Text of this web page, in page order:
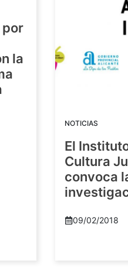
la
NOTICIAS
El
Cultura
convoca
09/02/2018